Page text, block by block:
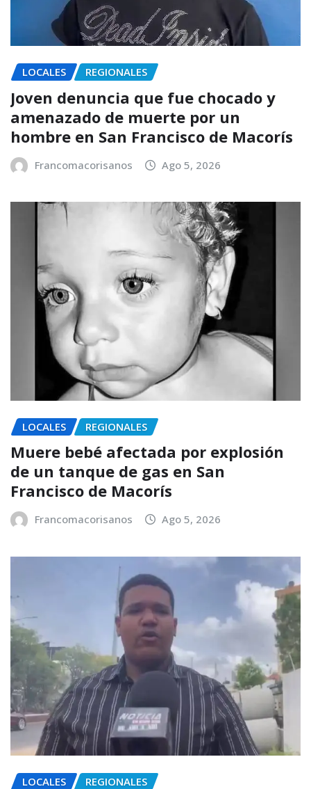
LOCALES REGIONALES
Joven denuncia que fue chocado y
amenazado de muerte por un
hombre en San Francisco de Macorís
Francomacorisanos Ago 5, 2026
LOCALES REGIONALES
Muere bebé afectada por explosión
de un tanque de gas en San
Francisco de Macorís
Francomacorisanos Ago 5, 2026
LOCALES REGIONALES